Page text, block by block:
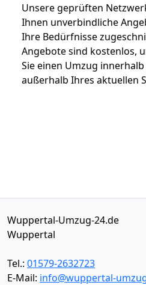
Unsere geprüften
Ihnen unverbindliche
Ihre Bedürfnisse
Angebote sind kostenlos,
Sie einen Umzug
außerhalb Ihres aktuellen
Wuppertal-Umzug-24.de
Wuppertal
Tel.: 01579-2632723
E-Mail: info@wuppertal-